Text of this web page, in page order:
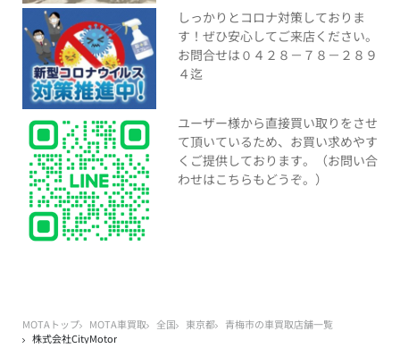
しっかりとコロナ対策しておりま
す！ぜひ安心してご来店ください。
お問合せは０４２８－７８－２８９
４迄
ユーザー様から直接買い取りをさせ
て頂いているため、お買い求めやす
くご提供しております。（お問い合
わせはこちらもどうぞ。）
MOTAトップ MOTA車買取 全国 東京都
青梅市の車買取店舗一覧
株式会社CityMotor